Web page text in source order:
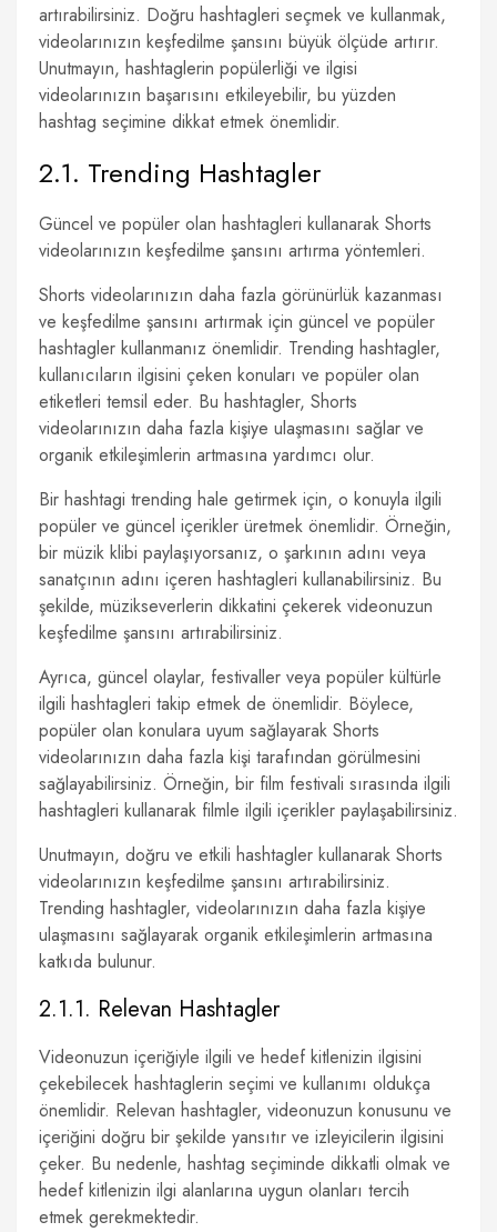
artırabilirsiniz. Doğru hashtagleri seçmek ve kullanmak,
videolarınızın keşfedilme şansını büyük ölçüde artırır.
Unutmayın, hashtaglerin popülerliği ve ilgisi
videolarınızın başarısını etkileyebilir, bu yüzden
hashtag seçimine dikkat etmek önemlidir.
2.1. Trending Hashtagler
Güncel ve popüler olan hashtagleri kullanarak Shorts
videolarınızın keşfedilme şansını artırma yöntemleri.
Shorts videolarınızın daha fazla görünürlük kazanması
ve keşfedilme şansını artırmak için güncel ve popüler
hashtagler kullanmanız önemlidir. Trending hashtagler,
kullanıcıların ilgisini çeken konuları ve popüler olan
etiketleri temsil eder. Bu hashtagler, Shorts
videolarınızın daha fazla kişiye ulaşmasını sağlar ve
organik etkileşimlerin artmasına yardımcı olur.
Bir hashtagi trending hale getirmek için, o konuyla ilgili
popüler ve güncel içerikler üretmek önemlidir. Örneğin,
bir müzik klibi paylaşıyorsanız, o şarkının adını veya
sanatçının adını içeren hashtagleri kullanabilirsiniz. Bu
şekilde, müzikseverlerin dikkatini çekerek videonuzun
keşfedilme şansını artırabilirsiniz.
Ayrıca, güncel olaylar, festivaller veya popüler kültürle
ilgili hashtagleri takip etmek de önemlidir. Böylece,
popüler olan konulara uyum sağlayarak Shorts
videolarınızın daha fazla kişi tarafından görülmesini
sağlayabilirsiniz. Örneğin, bir film festivali sırasında ilgili
hashtagleri kullanarak filmle ilgili içerikler paylaşabilirsiniz.
Unutmayın, doğru ve etkili hashtagler kullanarak Shorts
videolarınızın keşfedilme şansını artırabilirsiniz.
Trending hashtagler, videolarınızın daha fazla kişiye
ulaşmasını sağlayarak organik etkileşimlerin artmasına
katkıda bulunur.
2.1.1. Relevan Hashtagler
Videonuzun içeriğiyle ilgili ve hedef kitlenizin ilgisini
çekebilecek hashtaglerin seçimi ve kullanımı oldukça
önemlidir. Relevan hashtagler, videonuzun konusunu ve
içeriğini doğru bir şekilde yansıtır ve izleyicilerin ilgisini
çeker. Bu nedenle, hashtag seçiminde dikkatli olmak ve
hedef kitlenizin ilgi alanlarına uygun olanları tercih
etmek gerekmektedir.